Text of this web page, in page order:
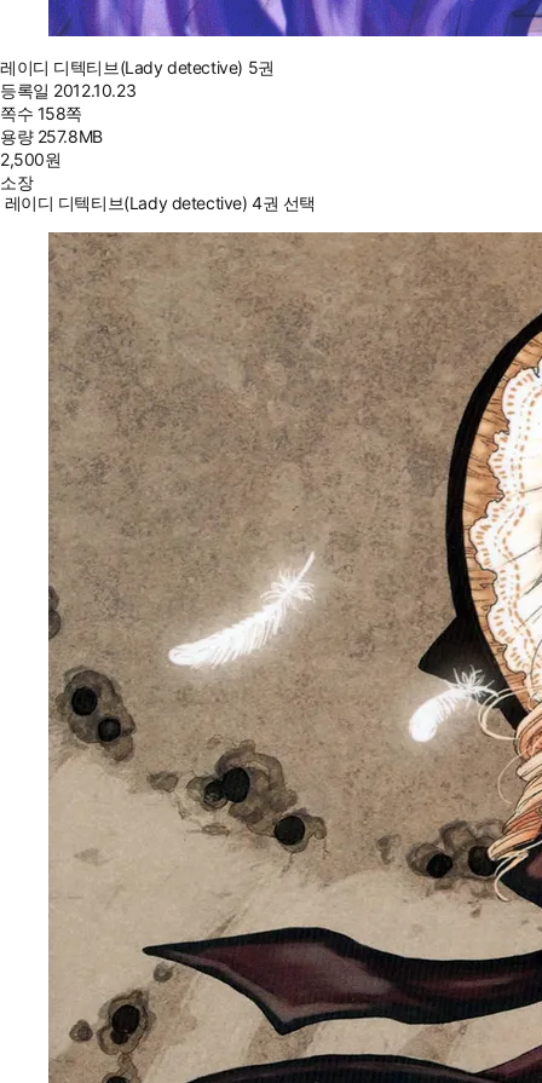
레이디 디텍티브(Lady detective) 5권
등록일 2012.10.23
쪽수 158쪽
용량 257.8MB
2,500원
소장
레이디 디텍티브(Lady detective) 4권 선택